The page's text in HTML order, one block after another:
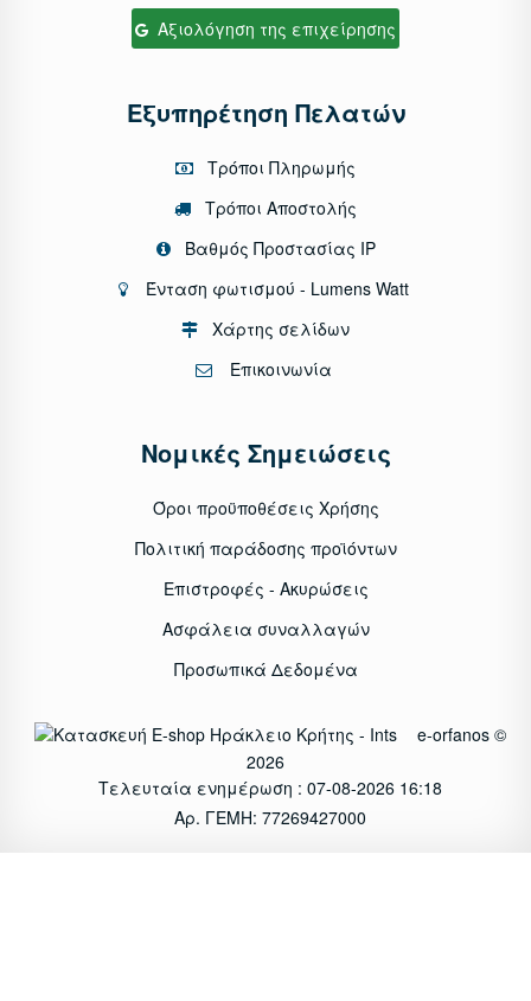
Αξιολόγηση της επιχείρησης
Εξυπηρέτηση Πελατών
Τρόποι Πληρωμής
Τρόποι Αποστολής
Βαθμός Προστασίας IP
Ένταση φωτισμού - Lumens Watt
Χάρτης σελίδων
Επικοινωνία
Νομικές Σημειώσεις
Όροι προϋποθέσεις Χρήσης
Πολιτική παράδοσης προϊόντων
Επιστροφές - Ακυρώσεις
Ασφάλεια συναλλαγών
Προσωπικά Δεδομένα
e-orfanos ©
2026
Τελευταία ενημέρωση : 07-08-2026 16:18
Αρ. ΓΕΜΗ: 77269427000